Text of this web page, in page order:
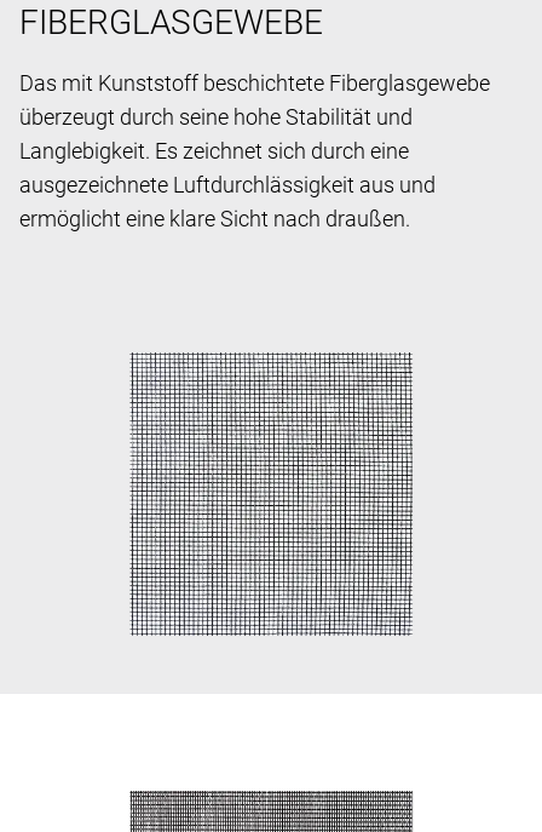
FIBERGLASGEWEBE
Das mit Kunststoff beschichtete Fiberglasgewebe
überzeugt durch seine hohe Stabilität und
Langlebigkeit. Es zeichnet sich durch eine
ausgezeichnete Luftdurchlässigkeit aus und
ermöglicht eine klare Sicht nach draußen.